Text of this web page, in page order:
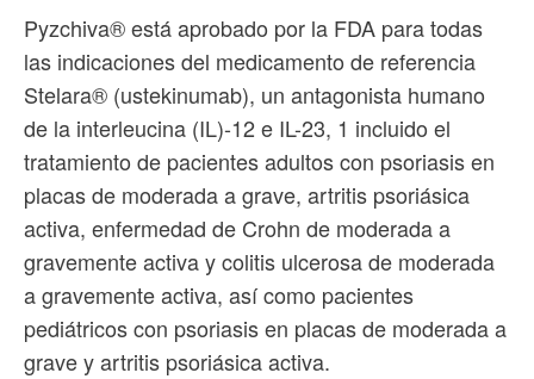
Pyzchiva® está aprobado por la FDA para todas
las indicaciones del medicamento de referencia
Stelara® (ustekinumab), un antagonista humano
de la interleucina (IL)-12 e IL-23, 1 incluido el
tratamiento de pacientes adultos con psoriasis en
placas de moderada a grave, artritis psoriásica
activa, enfermedad de Crohn de moderada a
gravemente activa y colitis ulcerosa de moderada
a gravemente activa, así como pacientes
pediátricos con psoriasis en placas de moderada a
grave y artritis psoriásica activa.